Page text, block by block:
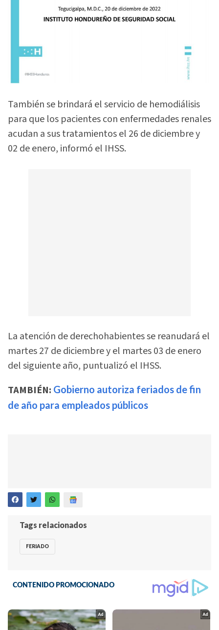
También se brindará el servicio de hemodiálisis
para que los pacientes con enfermedades renales
acudan a sus tratamientos el 26 de diciembre y
02 de enero, informó el IHSS.
La atención de derechohabientes se reanudará el
martes 27 de diciembre y el martes 03 de enero
del siguiente año, puntualizó el IHSS.
TAMBIÉN: Gobierno autoriza feriados de fin
de año para empleados públicos
Tags relacionados
FERIADO